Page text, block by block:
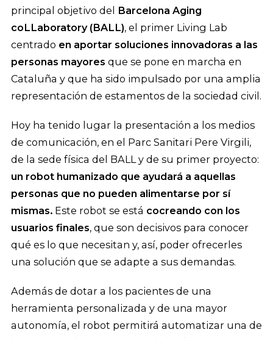
principal objetivo del Barcelona Aging
coLLaboratory (BALL), el primer Living Lab
centrado en aportar soluciones innovadoras a las
personas mayores que se pone en marcha en
Cataluña y que ha sido impulsado por una amplia
representación de estamentos de la sociedad civil.
Hoy ha tenido lugar la presentación a los medios
de comunicación, en el Parc Sanitari Pere Virgili,
de la sede física del BALL y de su primer proyecto:
un robot humanizado que ayudará a aquellas
personas que no pueden alimentarse por sí
mismas. Este robot se está cocreando con los
usuarios finales, que son decisivos para conocer
qué es lo que necesitan y, así, poder ofrecerles
una solución que se adapte a sus demandas.
Además de dotar a los pacientes de una
herramienta personalizada y de una mayor
autonomía, el robot permitirá automatizar una de